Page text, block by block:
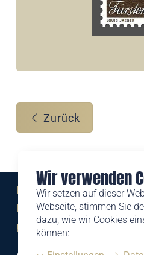
Wir verwenden
Wir setzen auf dieser
Webseite, stimmen Sie
dazu, wie wir Cookies
können:
Zurück
Eine Marke der
Liechtensteinischen Post
post.li